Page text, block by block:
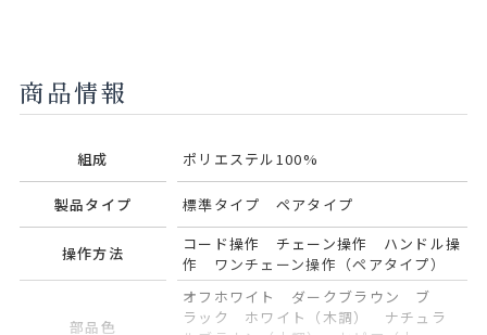
商品情報
組成 ポリエステル100%
製品タイプ 標準タイプ ペアタイプ
操作方法
コード操作 チェーン操作 ハンドル操
作 ワンチェーン操作（ペアタイプ）
部品色
オフホワイト ダークブラウン ブ
ラック ホワイト（木調） ナチュラ